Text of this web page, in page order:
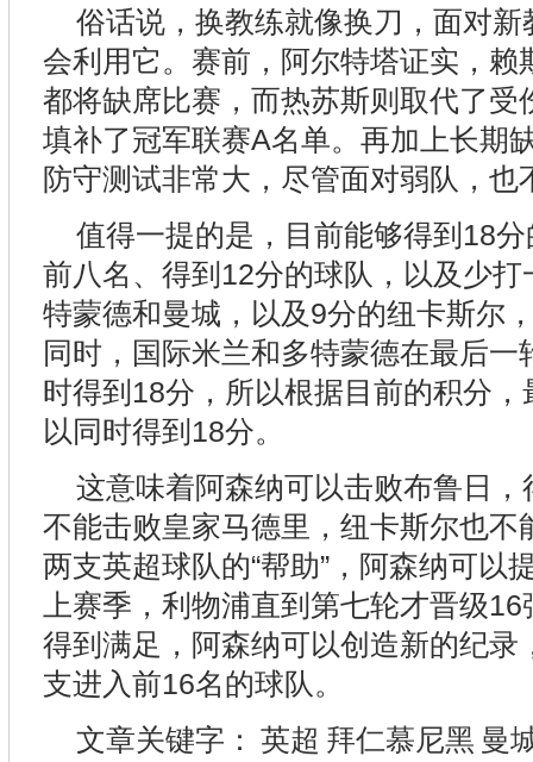
俗话说，换教练就像换刀，面对
会利用它。赛前，阿尔特塔证实，赖
都将缺席比赛，而热苏斯则取代了受
填补了冠军联赛A名单。再加上长期
防守测试非常大，尽管面对弱队，也
值得一提的是，目前能够得到18
前八名、得到12分的球队，以及少
特蒙德和曼城，以及9分的纽卡斯尔
同时，国际米兰和多特蒙德在最后
时得到18分，所以根据目前的积分
以同时得到18分。
这意味着阿森纳可以击败布鲁日
不能击败皇家马德里，纽卡斯尔也不
两支英超球队的“帮助”，阿森纳可以
上赛季，利物浦直到第七轮才晋级
得到满足，阿森纳可以创造新的纪录
支进入前16名的球队。
文章关键字： 英超 拜仁慕尼黑 曼